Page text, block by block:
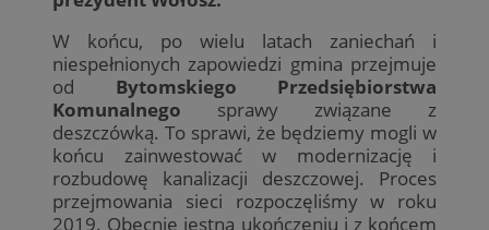
W końcu, po wielu latach zaniechań i
niespełnionych zapowiedzi gmina przejmuje
od Bytomskiego Przedsiębiorstwa
Komunalnego sprawy związane z
deszczówką. To sprawi, że będziemy mogli w
końcu zainwestować w modernizację i
rozbudowę kanalizacji deszczowej. Proces
przejmowania sieci rozpoczęliśmy w roku
2019. Obecnie jestna ukończeniu i z końcem